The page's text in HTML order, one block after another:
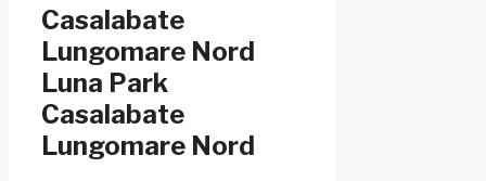
Casalabate
Lungomare Nord
Luna Park
Casalabate
Lungomare Nord